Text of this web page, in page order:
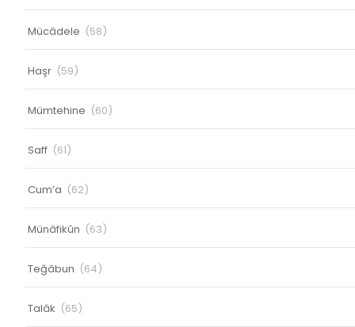
Mücâdele (58)
Haşr (59)
Mümtehine (60)
Saff (61)
Cum’a (62)
Münâfikûn (63)
Teğâbun (64)
Talâk (65)